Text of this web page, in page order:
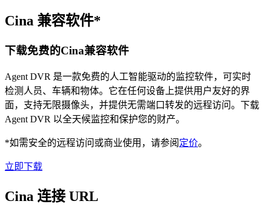
Cina 兼容软件*
下载免费的Cina兼容软件
Agent DVR 是一款免费的人工智能驱动的监控软件，可实时
检测人员、车辆和物体。它在任何设备上提供用户友好的界
面，支持无限摄像头，并提供无需端口转发的远程访问。下载
Agent DVR 以全天候监控和保护您的财产。
*如需安全的远程访问或商业使用，请参阅 定价。
立即下载
Cina 连接 URL